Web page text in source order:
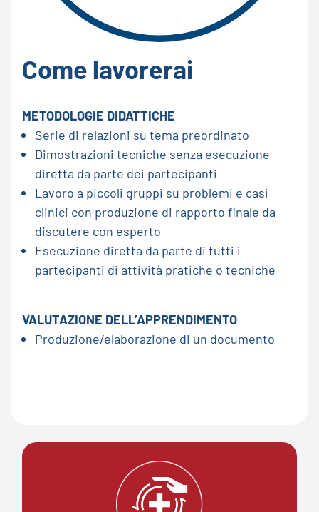
Come lavorerai
METODOLOGIE DIDATTICHE
Serie di relazioni su tema preordinato
Dimostrazioni tecniche senza esecuzione
diretta da parte dei partecipanti
Lavoro a piccoli gruppi su problemi e casi
clinici con produzione di rapporto finale da
discutere con esperto
Esecuzione diretta da parte di tutti i
partecipanti di attività pratiche o tecniche
VALUTAZIONE DELL’APPRENDIMENTO
Produzione/elaborazione di un documento